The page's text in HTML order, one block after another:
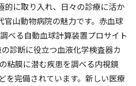
的に取り入れ、日々の診療に活か
官山動物病院の魅力です。赤血球
べる自動血球計算装置プロサイト
診断に役立つ血液化学検査器カ
粘膜に潜む疾患を調べる内視鏡
を完備されています。新しい医療